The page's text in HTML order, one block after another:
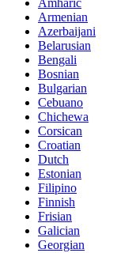
Armenian
Azerbaijani
Belarusian
Bengali
Bosnian
Bulgarian
Cebuano
Chichewa
Corsican
Croatian
Dutch
Estonian
Filipino
Finnish
Frisian
Galician
Georgian